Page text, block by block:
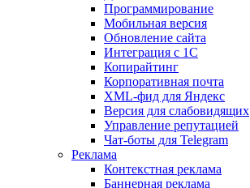
Программирование
Мобильная версия
Обновление сайта
Интеграция с 1С
Копирайтинг
Корпоративная почта
XML-фид для Яндекс
Версия для слабовидящих
Управление репутацией
Чат-боты для Telegram
Реклама
Контекстная реклама
Баннерная реклама